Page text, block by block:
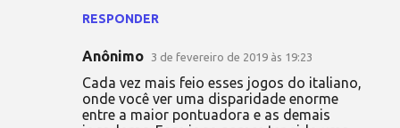
RESPONDER
Anônimo 3 de fevereiro de 2019 às 19:23
Cada vez mais feio esses jogos do italiano,
onde você ver uma disparidade enorme
entre a maior pontuadora e as demais